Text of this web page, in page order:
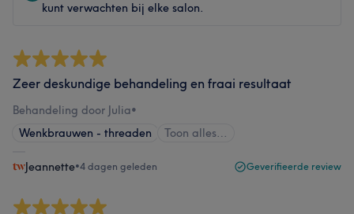
kunt verwachten bij elke salon.
Zeer deskundige behandeling en fraai resultaat
Behandeling door Julia•
Wenkbrauwen - threaden
Toon alles…
Jeannette•4 dagen geleden Geverifieerde review